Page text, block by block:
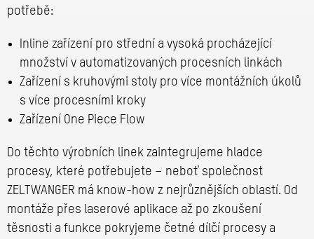
potřebě:
Inline zařízení pro střední a vysoká procházející
množství v automatizovaných procesních linkách
Zařízení s kruhovými stoly pro více montážních úkolů
s více procesními kroky
Zařízení One Piece Flow
Do těchto výrobních linek zaintegrujeme hladce
procesy, které potřebujete – neboť společnost
ZELTWANGER má know-how z nejrůznějších oblastí. Od
montáže přes laserové aplikace až po zkoušení
těsnosti a funkce pokryjeme četné dílčí procesy a